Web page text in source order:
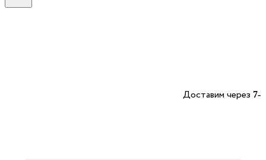
Доставим через 7-